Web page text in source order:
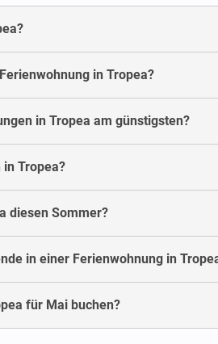
in Tropea?
in Tropea am günstigsten?
Tropea?
diesen Sommer?
in einer Ferienwohnung in
für Mai buchen?